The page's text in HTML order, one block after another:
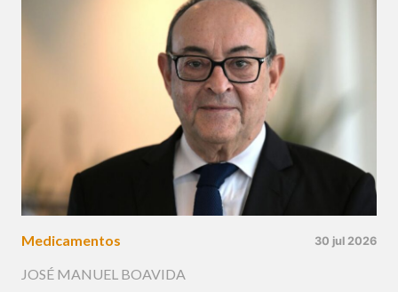
Medicamentos 30 jul 2026
JOSÉ MANUEL BOAVIDA